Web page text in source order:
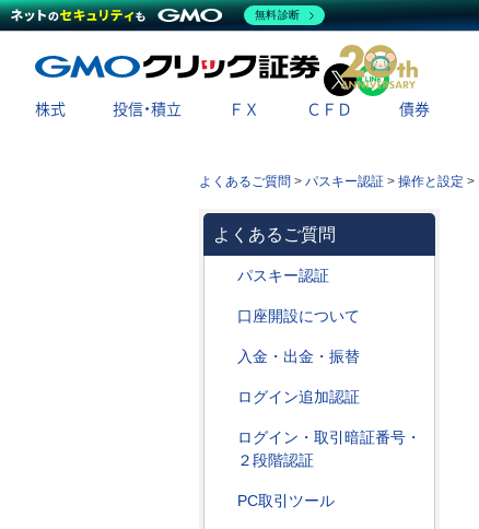
X
株式 投信・積立 ＦＸ ＣＦＤ 債券
よくあるご質問 > パスキー認証 > 操作と設定 >
よくあるご質問
パスキー認証
口座開設について
入金・出金・振替
ログイン追加認証
ログイン・取引暗証番号・
２段階認証
PC取引ツール
無料診断